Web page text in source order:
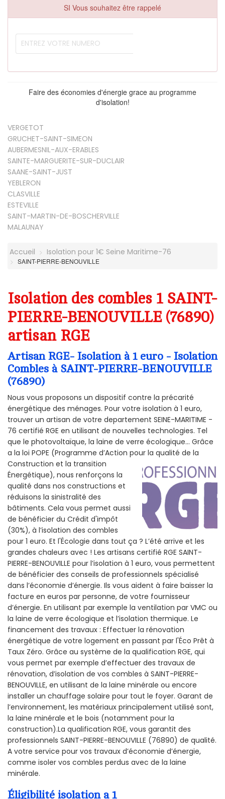
SI Vous souhaitez être rappelé
Faire des économies d'énergie grace au programme
d'isolation!
VERGETOT
GRUCHET-SAINT-SIMEON
AUBERMESNIL-AUX-ERABLES
SAINTE-MARGUERITE-SUR-DUCLAIR
SAANE-SAINT-JUST
YEBLERON
CLASVILLE
ESTEVILLE
SAINT-MARTIN-DE-BOSCHERVILLE
MALAUNAY
Accueil Isolation pour 1€ Seine Maritime-76
SAINT-PIERRE-BENOUVILLE
Isolation des combles 1 SAINT-
PIERRE-BENOUVILLE (76890)
artisan RGE
Artisan RGE- Isolation à 1 euro - Isolation
Combles à SAINT-PIERRE-BENOUVILLE
(76890)
Nous vous proposons un dispositif contre la précarité
énergétique des ménages. Pour votre isolation à 1 euro,
trouver un artisan de votre departement SEINE-MARITIME -
76 certifié RGE en utilisant de nouvelles technologies. Tel
que le photovoltaïque, la laine de verre écologique... Grâce
a la loi POPE (Programme d’Action pour la qualité de la
Construction et la transition
Énergétique), nous renforçons la
qualité dans nos constructions et
réduisons la sinistralité des
bâtiments. Cela vous permet aussi
de bénéficier du Crédit d'impôt
(30%), à l’isolation des combles
pour 1 euro. Et l'Écologie dans tout ça ? L’été arrive et les
grandes chaleurs avec ! Les artisans certifié RGE SAINT-
PIERRE-BENOUVILLE pour l’isolation à 1 euro, vous permettent
de bénéficier des conseils de professionnels spécialisé
dans l’économie d’énergie. Ils vous aident à faire baisser la
facture en euros par personne, de votre fournisseur
d’énergie. En utilisant par exemple la ventilation par VMC ou
la laine de verre écologique et l’isolation thermique. Le
financement des travaux : Effectuer la rénovation
énergétique de votre logement en passant par l'Éco Prêt à
Taux Zéro. Grâce au système de la qualification RGE, qui
vous permet par exemple d’effectuer des travaux de
rénovation, d’isolation de vos combles à SAINT-PIERRE-
BENOUVILLE, en utilisant de la laine minérale ou encore
installer un chauffage solaire pour tout le foyer. Garant de
l’environnement, les matériaux principalement utilisé sont,
la laine minérale et le bois (notamment pour la
construction).La qualification RGE, vous garantit des
professionnels SAINT-PIERRE-BENOUVILLE (76890) de qualité.
A votre service pour vos travaux d’économie d’énergie,
comme isoler vos combles perdus avec de la laine
minérale.
Éligibilité isolation a 1